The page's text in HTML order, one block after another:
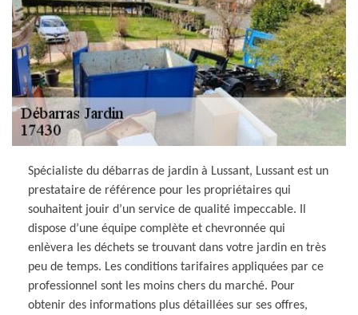
Spécialiste du débarras de jardin à Lussant, Lussant est un
prestataire de référence pour les propriétaires qui
souhaitent jouir d’un service de qualité impeccable. Il
dispose d’une équipe complète et chevronnée qui
enlèvera les déchets se trouvant dans votre jardin en très
peu de temps. Les conditions tarifaires appliquées par ce
professionnel sont les moins chers du marché. Pour
obtenir des informations plus détaillées sur ses offres,